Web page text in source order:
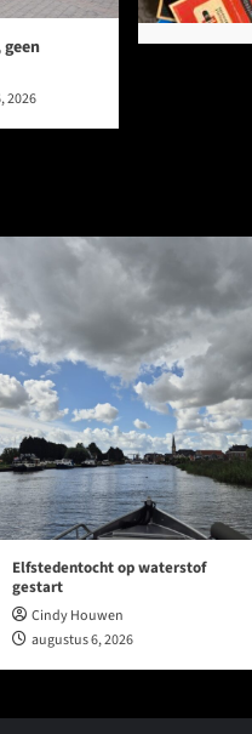
2026
Elfstedentocht op waterstof
gestart
Cindy Houwen
augustus 6, 2026